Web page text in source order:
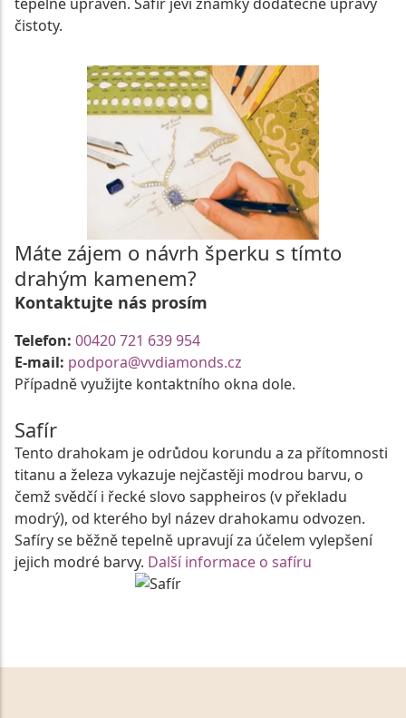
čistoty.
Máte zájem o návrh šperku s tímto
drahým kamenem?
Kontaktujte nás prosím
Telefon: 00420 721 639 954
E-mail: podpora@vvdiamonds.cz
Případně využijte kontaktního okna dole.
Safír
Tento drahokam je odrůdou korundu a za přítomnosti
titanu a železa vykazuje nejčastěji modrou barvu, o
čemž svědčí i řecké slovo sappheiros (v překladu
modrý), od kterého byl název drahokamu odvozen.
Safíry se běžně tepelně upravují za účelem vylepšení
jejich modré barvy. Další informace o safíru